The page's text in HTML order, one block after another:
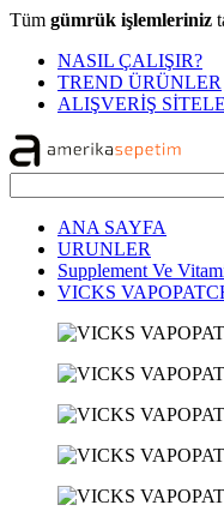
Tüm gümrük işlemleriniz
NASIL ÇALIŞIR?
TREND ÜRÜNLER
ALIŞVERİŞ
ANA SAYFA
URUNLER
Supplement Ve
VICKS